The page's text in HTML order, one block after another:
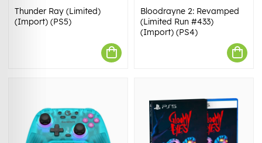
Thunder Ray (Limited)
(Import) (PS5)
Bloodrayne 2: Revamped
(Limited Run #433)
(Import) (PS4)